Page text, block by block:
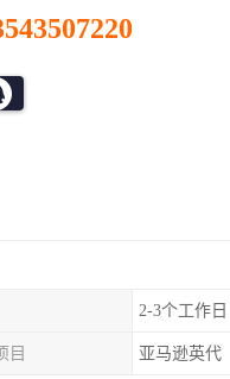
2-3个工作日
目 亚马逊英代